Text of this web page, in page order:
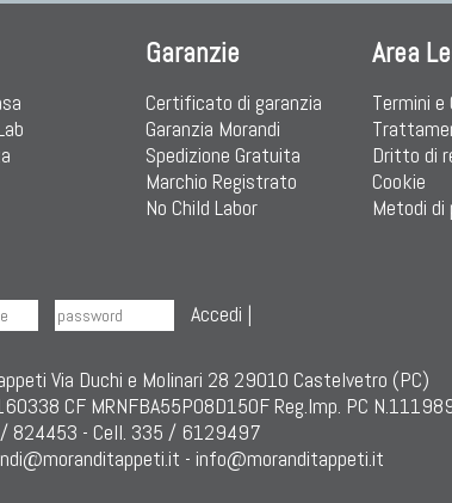
Garanzie
Certificato di garanzia
Garanzia Morandi
Spedizione Gratuita
Marchio Registrato
No Child Labor
Area
Termini e
Dritto di
Cookie
Metodi
Accedi |
Via Duchi e Molinari 28 29010 Castelvetro (PC)
CF MRNFBA55P08D150F Reg.Imp. PC
824453 - Cell. 335 / 6129497
- info@moranditappeti.it